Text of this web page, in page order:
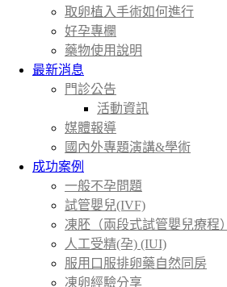
取卵植入手術如何進行
好孕專欄
藥物使用說明
最新消息
門診公告
活動資訊
媒體報導
國內外專題演講&學術
成功案例
一般不孕問題
試管嬰兒(IVF)
凍胚（兩段式試管嬰兒療程）
人工受精(孕) (IUI)
服用口服排卵藥自然同房
凍卵經驗分享